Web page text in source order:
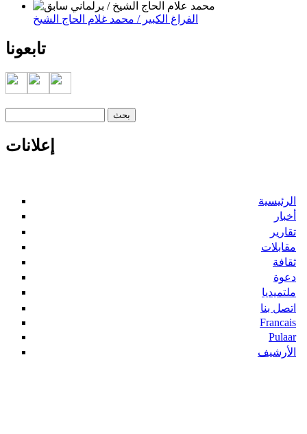
الفراغ الكبير / محمد غلام الحاج الشيخ
تابعونا
إعلانات
الرئيسية
أخبار
تقارير
مقابلات
ثقافة
دعوة
ملتميديا
اتصل بنا
Francais
Pulaar
الأرشيف